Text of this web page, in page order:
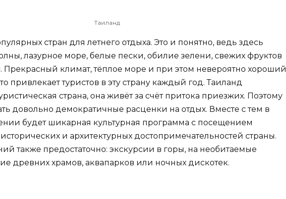
Таиланд
стран для летнего отдыха. Это и понятно, ведь здесь
лазурное море, белые пески, обилие зелени, свежих фруктов
Прекрасный климат, тёплое море и при этом невероятно хороший
привлекает туристов в эту страну каждый год. Таиланд
страна, она живёт за счёт притока приезжих. Поэтому
довольно демократичные расценки на отдых. Вместе с тем в
будет шикарная культурная программа с посещением
и архитектурных достопримечательностей страны.
также предостаточно: экскурсии в горы, на необитаемые
древних храмов, аквапарков или ночных дискотек.